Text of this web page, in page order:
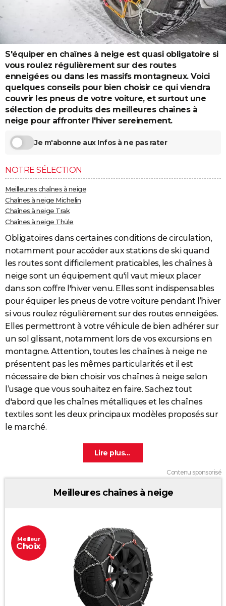
City break
Voyage de noces
Climat
GUIDES D'ACHAT
BONS PLANS
CARTE DE VOEUX
Carte de Noël
Carte Bonne année
Carte Saint-Valentin
Carte Pâques
Carte d'anniversaire
DICTIONNAIRE
Dictionnaire
Biographies
Citations
Expressions
Proverbes
PROGRAMME TV
COPAINS D'AVANT
FORUM
Bricolage
Lifestyle
Culture
Sport
Auto
Television
Voyage
Cinema
S'équiper en chaînes à neige est quasi obligatoire si
vous roulez régulièrement sur des routes
enneigées ou dans les massifs montagneux. Voici
quelques conseils pour bien choisir ce qui viendra
couvrir les pneus de votre voiture, et surtout une
sélection de produits des meilleures chaînes à
neige pour affronter l'hiver sereinement.
Je m'abonne aux Infos à ne pas rater
NOTRE SÉLECTION
Meilleures chaînes à neige
Chaînes à neige Michelin
Chaînes à neige Trak
Chaînes à neige Thüle
Obligatoires dans certaines conditions de circulation,
notamment pour accéder aux stations de ski quand
les routes sont difficilement praticables, les chaînes à
neige sont un équipement qu'il vaut mieux placer
dans son coffre l'hiver venu. Elles sont indispensables
pour équiper les pneus de votre voiture pendant l’hiver
si vous roulez régulièrement sur des routes enneigées.
Elles permettront à votre véhicule de bien adhérer sur
un sol glissant, notamment lors de vos excursions en
montagne. Attention, toutes les chaînes à neige ne
présentent pas les mêmes particularités et il est
nécessaire de bien choisir vos chaînes à neige selon
l’usage que vous souhaitez en faire. Sachez tout
d'abord que les chaînes métalliques et les chaînes
textiles sont les deux principaux modèles proposés sur
le marché.
Contenu sponsorisé
Meilleures chaînes à neige
Meilleur
Choix